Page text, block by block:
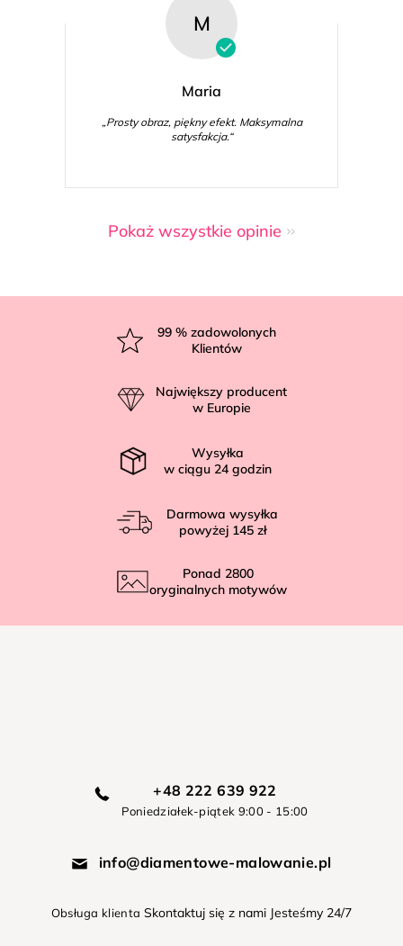
M
Maria
„Prosty obraz, piękny efekt. Maksymalna
satysfakcja.“
Pokaż wszystkie opinie
99 % zadowolonych
Klientów
Największy producent
w Europie
Wysyłka
w ciągu 24 godzin
Darmowa wysyłka
powyżej 145 zł
Ponad 2800
oryginalnych motywów
+48 222 639 922
Poniedziałek-piątek 9:00 - 15:00
info@diamentowe-malowanie.pl
Obsługa klienta Skontaktuj się z nami Jesteśmy 24/7